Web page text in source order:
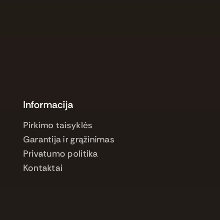
Informacija
Pirkimo taisyklės
Garantija ir grąžinimas
Privatumo politika
Kontaktai